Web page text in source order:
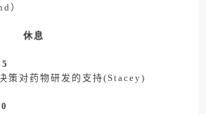
）
休息
策对药物研发的支持(Stacey)